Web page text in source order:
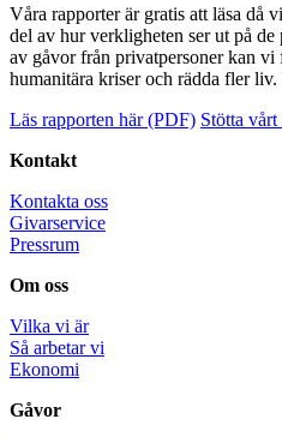
Våra rapporter är gratis att läsa då
del av hur verkligheten ser ut på
av gåvor från privatpersoner kan vi
humanitära kriser och rädda fler
Läs rapporten här (PDF) Stötta vårt
Kontakt
Kontakta oss
Givarservice
Pressrum
Om oss
Vilka vi är
Så arbetar vi
Ekonomi
Gåvor